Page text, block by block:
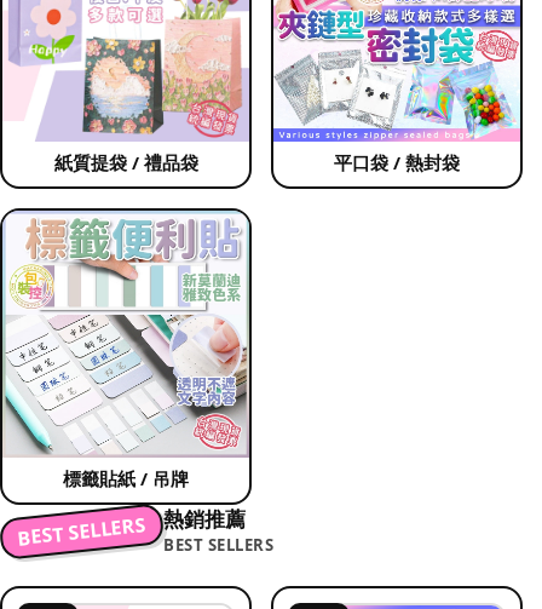
紙質提袋 / 禮品袋 平口袋 / 熱封袋
標籤貼紙 / 吊牌
BEST SELLERS 熱銷推薦
BEST SELLERS